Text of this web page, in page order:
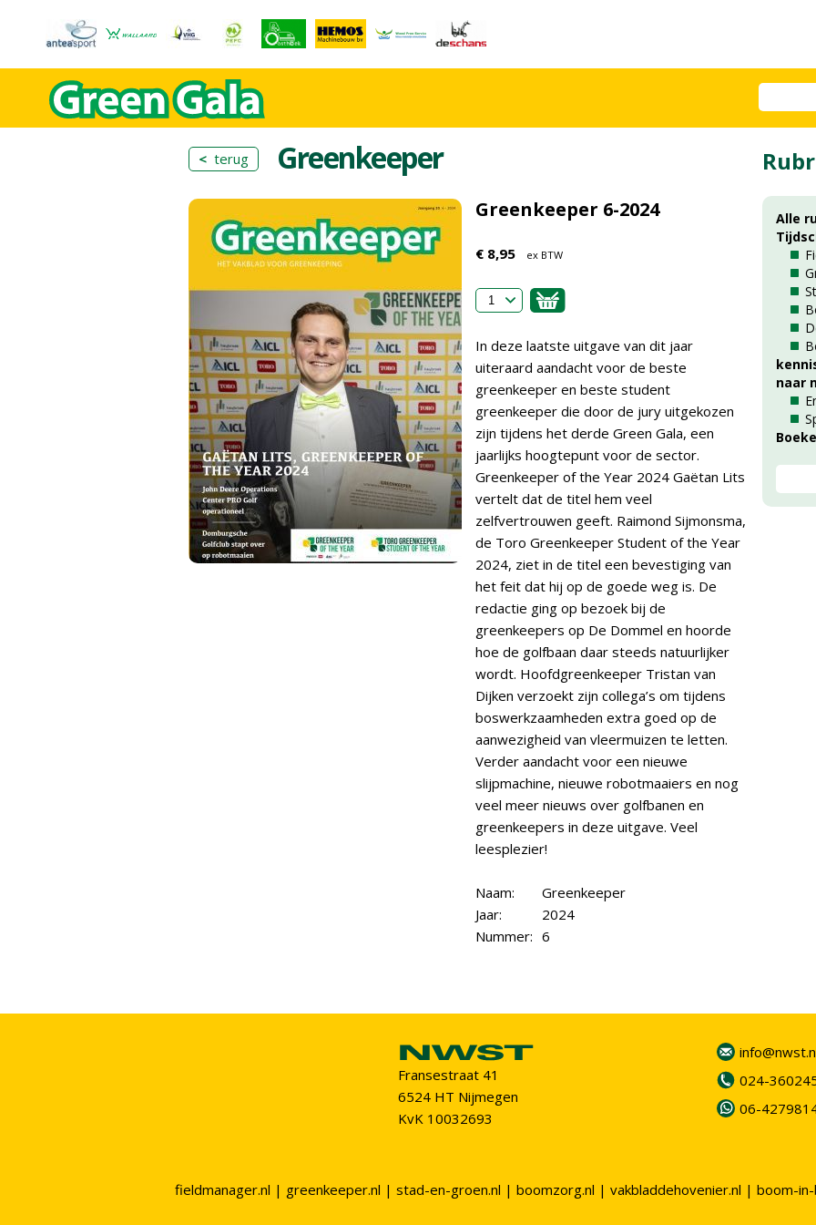
< terug Greenkeeper
Greenkeeper 6-2024
€ 8,95 ex BTW
In deze laatste uitgave van dit jaar
uiteraard aandacht voor de beste
greenkeeper en beste student
greenkeeper die door de jury uitgekozen
zijn tijdens het derde Green Gala, een
jaarlijks hoogtepunt voor de sector.
Greenkeeper of the Year 2024 Gaëtan Lits
vertelt dat de titel hem veel
zelfvertrouwen geeft. Raimond Sijmonsma,
de Toro Greenkeeper Student of the Year
2024, ziet in de titel een bevestiging van
het feit dat hij op de goede weg is. De
redactie ging op bezoek bij de
greenkeepers op De Dommel en hoorde
hoe de golfbaan daar steeds natuurlijker
wordt. Hoofdgreenkeeper Tristan van
Dijken verzoekt zijn collega’s om tijdens
boswerkzaamheden extra goed op de
aanwezigheid van vleermuizen te letten.
Verder aandacht voor een nieuwe
slijpmachine, nieuwe robotmaaiers en nog
veel meer nieuws over golfbanen en
greenkeepers in deze uitgave. Veel
leesplezier!
Naam:
Greenkeeper
Jaar:
2024
Nummer: 6
Alle
naar
Fransestraat 41
6524 HT Nijmegen
KvK 10032693
024-
06-
fieldmanager.nl | greenkeeper.nl | stad-en-groen.nl | boomzorg.nl | vakbladdehovenier.nl | boom-in-